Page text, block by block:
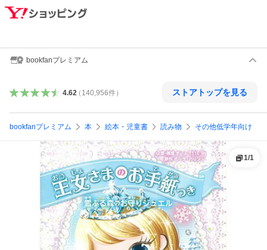
bookfanプレミアム
4.62（ 140,956件） ストアトップを見る
bookfanプレミアム 本 絵本・児童書 読み物 その他低学年向け
1/1